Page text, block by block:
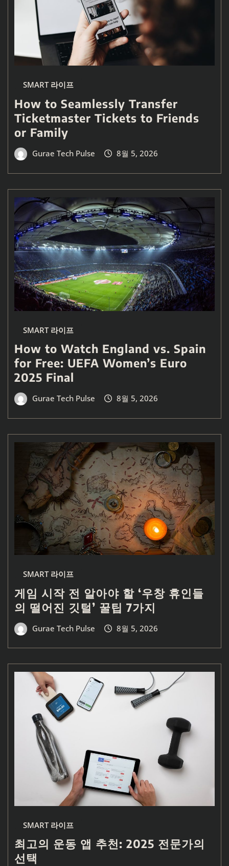
SMART 라이프
How to Seamlessly Transfer
Ticketmaster Tickets to Friends
or Family
Gurae Tech Pulse 8월 5, 2026
SMART 라이프
How to Watch England vs. Spain
for Free: UEFA Women’s Euro
2025 Final
Gurae Tech Pulse 8월 5, 2026
SMART 라이프
게임 시작 전 알아야 할 ‘우창 휴인들
의 떨어진 깃털’ 꿀팁 7가지
Gurae Tech Pulse 8월 5, 2026
SMART 라이프
최고의 운동 앱 추천: 2025 전문가의
선택